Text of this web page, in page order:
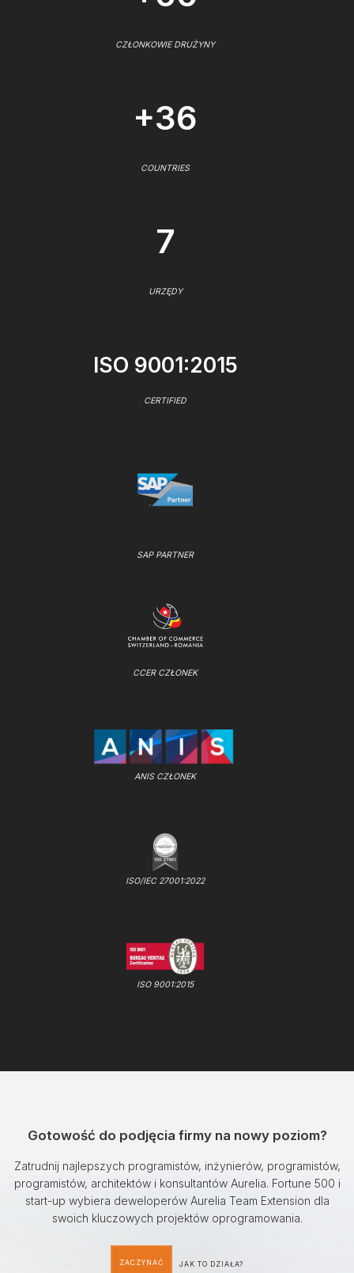
CZŁONKOWIE DRUŻYNY
+36
COUNTRIES
7
URZĘDY
ISO 9001:2015
CERTIFIED
SAP PARTNER
CCER CZŁONEK
ANIS CZŁONEK
ISO/IEC 27001:2022
ISO 9001:2015
Gotowość do podjęcia firmy na nowy poziom?
Zatrudnij najlepszych programistów, inżynierów, programistów,
programistów, architektów i konsultantów Aurelia. Fortune 500 i
start-up wybiera deweloperów Aurelia Team Extension dla
swoich kluczowych projektów oprogramowania.
ZACZYNAĆ JAK TO DZIAŁA?